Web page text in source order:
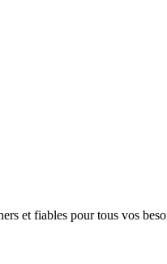
et fiables pour tous vos